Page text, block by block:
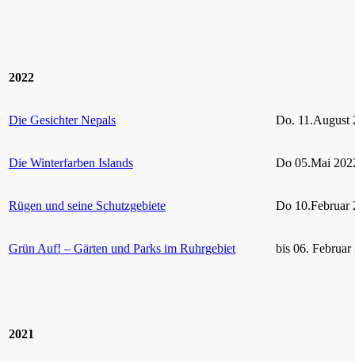
2022
Die Gesichter Nepals Do. 11.August
Die Winterfarben Islands Do 05.Mai
Rügen und seine Schutzgebiete Do 10.Februar
Grün Auf! – Gärten und Parks im Ruhrgebiet bis 06. Februar
2021